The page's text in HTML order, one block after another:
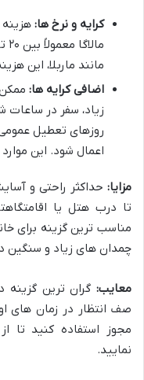
کرایه و نرخ ها: هزینه
مانند ماربلا، این هزینه می
اضافی کرایه ها:
روزهای تعطیل
اعمال شود. این
مزایا: حداکثر راحتی و
مناسب ترین گزینه برای
چمدان های زیاد و سنگین
معایب: گران ترین گزینه
صف انتظار در زمان های
مجوز استفاده کنید تا
نمایید.